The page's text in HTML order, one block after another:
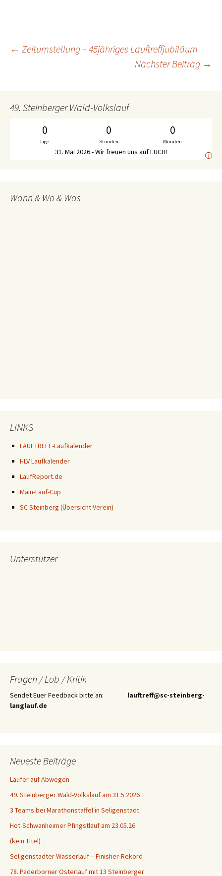
Beitrags-
← Zeitumstellung – 45jähriges Lauftreffjubiläum
Nächster Beitrag →
49. Steinberger Wald-Volkslauf
0
Tage
0
Stunden
0
Minuten
31. Mai 2026 - Wir freuen uns auf EUCH! i
Wann & Wo & Was
LINKS
LAUFTREFF-Laufkalender
HLV Laufkalender
LaufReport.de
Main-Lauf-Cup
SC Steinberg (Übersicht Verein)
Unterstützer
Fragen / Lob / Kritik
Sendet Euer Feedback bitte an: lauftreff@sc-steinberg-
langlauf.de
Neueste Beiträge
Läufer auf Abwegen
49. Steinberger Wald-Volkslauf am 31.5.2026
3 Teams bei Marathonstaffel in Seligenstadt
Hot-Schwanheimer Pfingstlauf am 23.05.26
(kein Titel)
Seligenstädter Wasserlauf – Finisher-Rekord
78. Paderborner Osterlauf mit 13 Steinberger